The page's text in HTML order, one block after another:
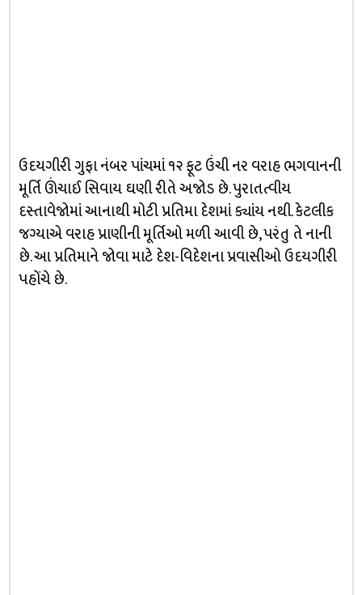
ઉદયગીરી ગુફા નંબર પાંચમાં ૧૨ ફૂટ ઉંચી નર વરાહ ભગવાનની
મૂર્તિ ઊંચાઈ સિવાય ઘણી રીતે અજોડ છે. પુરાતત્વીય
દસ્તાવેજોમાં આનાથી મોટી પ્રતિમા દેશમાં ક્યાંય નથી. કેટલીક
જગ્યાએ વરાહ પ્રાણીની મૂર્તિઓ મળી આવી છે, પરંતુ તે નાની
છે. આ પ્રતિમાને જોવા માટે દેશ-વિદેશના પ્રવાસીઓ ઉદયગીરી
પહોંચે છે.